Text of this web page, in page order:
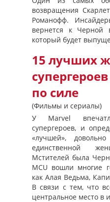
возвращения
Романофф.
вернется к Черной
который будет
15 лучших
по силе
(Фильмы и сериалы)
У Marvel
супергероев, и
«лучшей»,
единственной
Мстителей была
MCU вошли многие
как Алая Ведьма,
В связи с тем, что
центральное место в